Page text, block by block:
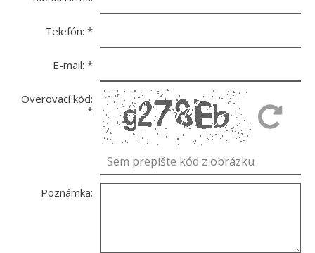
Telefón: *
E-mail: *
Overovací kód:
*
Poznámka: